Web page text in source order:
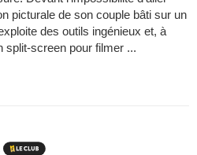
picturale de son couple bâti sur un
des outils ingénieux et, à
split-screen pour filmer ...